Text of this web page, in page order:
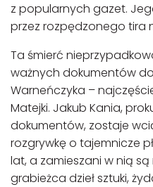
z popularnych gazet.
przez rozpędzonego tira
Ta śmierć
ważnych dokumentów
Warneńczyka –
Matejki. Jakub Kania,
dokumentów, zostaje
rozgrywkę o tajemnicze
lat, a zamieszani w nią
grabieżca dzieł sztuki,